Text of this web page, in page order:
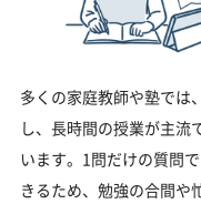
多くの家庭教師や塾では
し、長時間の授業が主流
います。1問だけの質問
きるため、勉強の合間や